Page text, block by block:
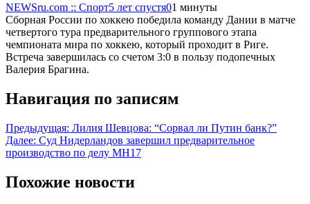
NEWSru.com :: Спорт5 лет спустя01 минуты
Сборная России по хоккею победила команду Дании в матче
четвертого тура предварительного группового этапа
чемпионата мира по хоккею, который проходит в Риге.
Встреча завершилась со счетом 3:0 в пользу подопечных
Валерия Брагина.
Навигация по записям
Предыдущая: Лилия Шевцова: “Сорвал ли Путин банк?”
Далее: Cуд Нидерландов завершил предварительное
производство по делу MH17
Похожие новости